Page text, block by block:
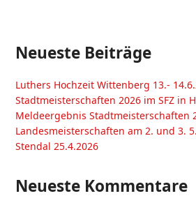
Neueste Beiträge
Luthers Hochzeit Wittenberg 13.-
Stadtmeisterschaften 2026 im SFZ in
Meldeergebnis Stadtmeisterschaften
Landesmeisterschaften am 2. und 3.
Stendal 25.4.2026
Neueste Kommentare